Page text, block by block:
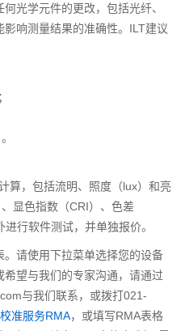
光学元件的更改，包括光纤、
响测量结果的准确性。ILT建议
算，包括流明、照度（lux）和亮
显色指数（CRI）、色差
进行软件测试，并单独报价。
请使用下拉菜单选择您的设备
望与我们的专家沟通，请通过
与我们联系，或拨打021-
校准服务RMA，或填写RMA表格